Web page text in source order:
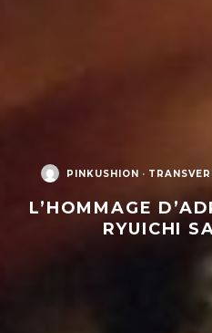
PINKUSHION ·
L’HOMMAGE
RYUICHI